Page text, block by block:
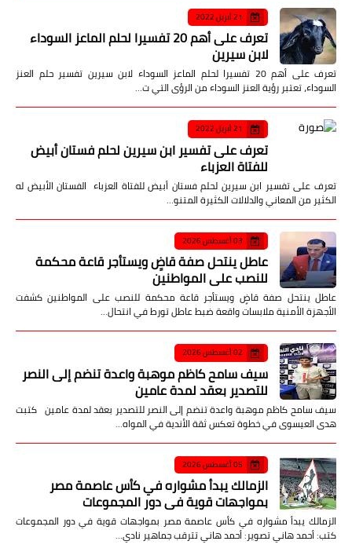
21 أبريل 2022
تعرف على أهم 20 تفسيرا لحلم الماعز السوداء
لابن سيرين
تعرف على أهم 20 تفسيرا لحلم الماعز السوداء لابن سيرين تفسير حلم العنز
السوداء، تعتبر رؤية العنز السوداء من الرؤى التي ت…
21 أبريل 2022
تعرف على تفسير ابن سيرين لحلم فستان أبيض
للفتاة العزباء
تعرف على تفسير ابن سيرين لحلم فستان أبيض للفتاة العزباء الفستان الأبيض له
الكثير من المعاني والدلالات الكثيرة المتنو…
03 أغسطس 2026
عاطل ينتحل صفة قاضٍ ويستأجر قاعة محكمة
للنصب على المواطنين
عاطل ينتحل صفة قاضٍ ويستأجر قاعة محكمة للنصب على المواطنين كشفت
الأجهزة الأمنية ملابسات واقعة ضبط عاطل تورط في انتحال…
02 أغسطس 2026
سيف سامح كاظم موهبة واعدة تنضم إلى النصر
للتصدير بعقد لمدة عامين
سيف سامح كاظم موهبة واعدة تنضم إلى النصر للتصدير بعقد لمدة عامين كتبت
هدى العيسوى في خطوة تعكس ثقة الأندية في المواه…
05 أغسطس 2026
الزمالك يبدأ مشواره في كأس عاصمة مصر
بمواجهات قوية في دور المجموعات
الزمالك يبدأ مشواره في كأس عاصمة مصر بمواجهات قوية في دور المجموعات
كتب: أحمد هاني تصوير: أحمد هاني تترقب جماهير نادي…